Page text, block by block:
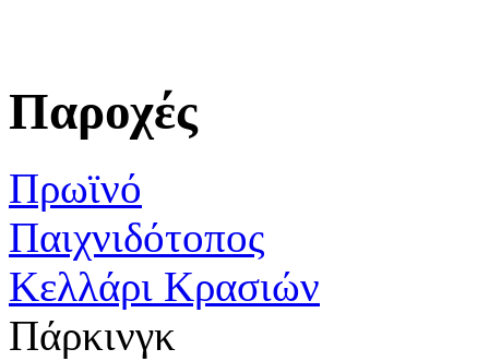
Παροχές
Πρωϊνό
Παιχνιδότοπος
Κελλάρι Κρασιών
Πάρκινγκ